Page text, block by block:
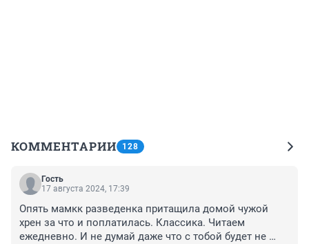
КОММЕНТАРИИ 128
Гость
17 августа 2024, 17:39
Опять мамкк разведенка притащила домой чужой
хрен за что и поплатилась. Классика. Читаем
ежедневно. И не думай даже что с тобой будет не